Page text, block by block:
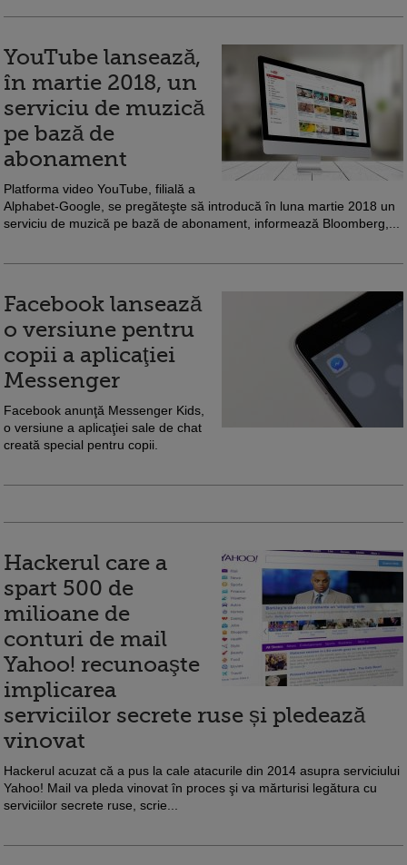
YouTube lansează,
în martie 2018, un
serviciu de muzică
pe bază de
abonament
Platforma video YouTube, filială a
Alphabet-Google, se pregăteşte să introducă în luna martie 2018 un
serviciu de muzică pe bază de abonament, informează Bloomberg,...
Facebook lansează
o versiune pentru
copii a aplicaţiei
Messenger
Facebook anunţă Messenger Kids,
o versiune a aplicaţiei sale de chat
creată special pentru copii.
Hackerul care a
spart 500 de
milioane de
conturi de mail
Yahoo! recunoaşte
implicarea
serviciilor secrete ruse și pledează
vinovat
Hackerul acuzat că a pus la cale atacurile din 2014 asupra serviciului
Yahoo! Mail va pleda vinovat în proces şi va mărturisi legătura cu
serviciilor secrete ruse, scrie...